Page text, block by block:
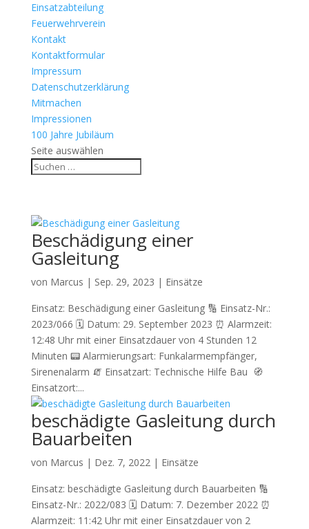
Einsatzabteilung
Feuerwehrverein
Kontakt
Kontaktformular
Impressum
Datenschutzerklärung
Mitmachen
Impressionen
100 Jahre Jubiläum
Seite auswählen
Beschädigung einer
Gasleitung
von Marcus | Sep. 29, 2023 | Einsätze
Einsatz: Beschädigung einer Gasleitung 🔢 Einsatz-Nr.:
2023/066 🗓 Datum: 29. September 2023 ⏰ Alarmzeit:
12:48 Uhr mit einer Einsatzdauer von 4 Stunden 12
Minuten 📟 Alarmierungsart: Funkalarmempfänger,
Sirenenalarm 🧯 Einsatzart: Technische Hilfe Bau 🧭
Einsatzort:...
beschädigte Gasleitung durch
Bauarbeiten
von Marcus | Dez. 7, 2022| Einsätze
Einsatz: beschädigte Gasleitung durch Bauarbeiten 🔢
Einsatz-Nr.: 2022/083 🗓 Datum: 7. Dezember 2022 ⏰
Alarmzeit: 11:42 Uhr mit einer Einsatzdauer von 2